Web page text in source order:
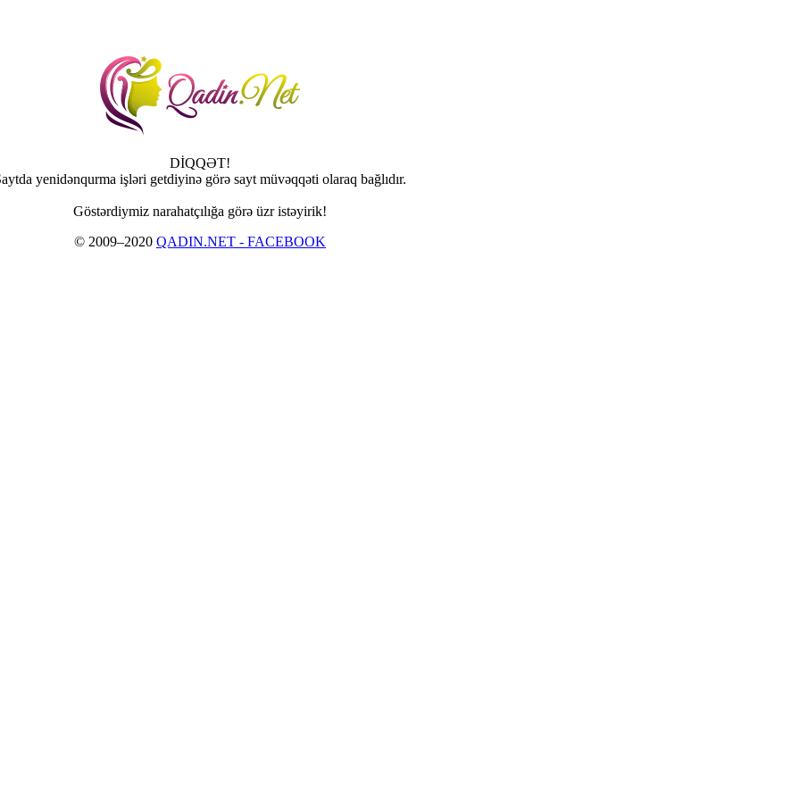
DİQQƏT!
yenidənqurma işləri getdiyinə görə sayt müvəqqəti olaraq bağlıdır.
Göstərdiymiz narahatçılığa görə üzr istəyirik!
© 2009–2020 QADIN.NET - FACEBOOK